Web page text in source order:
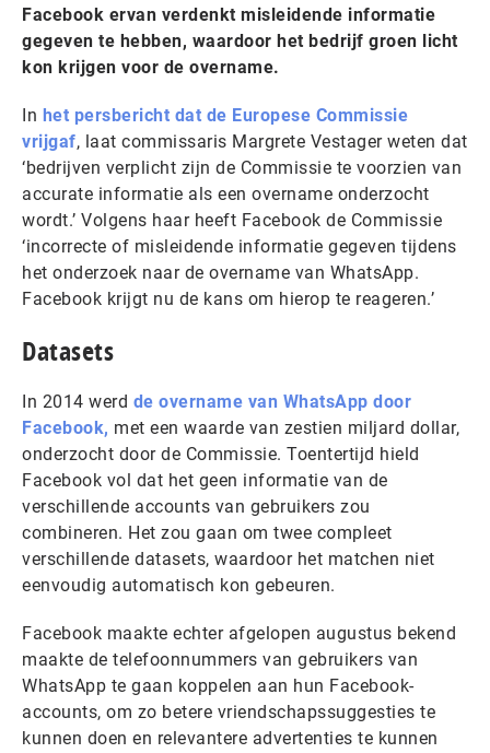
Facebook ervan verdenkt misleidende informatie
gegeven te hebben, waardoor het bedrijf groen licht
kon krijgen voor de overname.
In het persbericht dat de Europese Commissie
vrijgaf, laat commissaris Margrete Vestager weten dat
‘bedrijven verplicht zijn de Commissie te voorzien van
accurate informatie als een overname onderzocht
wordt.’ Volgens haar heeft Facebook de Commissie
‘incorrecte of misleidende informatie gegeven tijdens
het onderzoek naar de overname van WhatsApp.
Facebook krijgt nu de kans om hierop te reageren.’
Datasets
In 2014 werd de overname van WhatsApp door
Facebook, met een waarde van zestien miljard dollar,
onderzocht door de Commissie. Toentertijd hield
Facebook vol dat het geen informatie van de
verschillende accounts van gebruikers zou
combineren. Het zou gaan om twee compleet
verschillende datasets, waardoor het matchen niet
eenvoudig automatisch kon gebeuren.
Facebook maakte echter afgelopen augustus bekend
maakte de telefoonnummers van gebruikers van
WhatsApp te gaan koppelen aan hun Facebook-
accounts, om zo betere vriendschapssuggesties te
kunnen doen en relevantere advertenties te kunnen